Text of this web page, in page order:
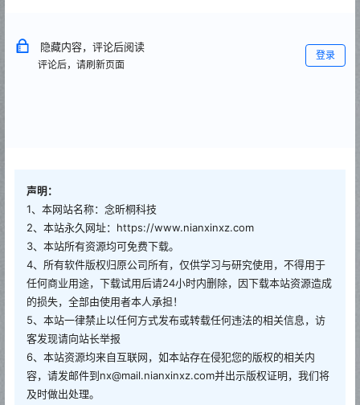
隐藏内容，评论后阅读
评论后，请刷新页面
登录
声明：
1、本网站名称：念昕桐科技
2、本站永久网址：https://www.nianxinxz.com
3、本站所有资源均可免费下载。
4、所有软件版权归原公司所有，仅供学习与研究使用，不得用于
任何商业用途，下载试用后请24小时内删除，因下载本站资源造成
的损失，全部由使用者本人承担！
5、本站一律禁止以任何方式发布或转载任何违法的相关信息，访
客发现请向站长举报
6、本站资源均来自互联网，如本站存在侵犯您的版权的相关内
容，请发邮件到nx@mail.nianxinxz.com并出示版权证明，我们将
及时做出处理。